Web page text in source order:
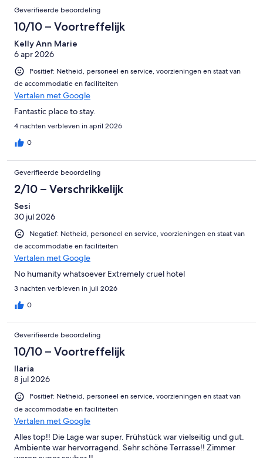
Geverifieerde beoordeling
10/10 – Voortreffelijk
Kelly Ann Marie
6 apr 2026
Positief: Netheid, personeel en service, voorzieningen en staat van
de accommodatie en faciliteiten
Vertalen met Google
Fantastic place to stay.
4 nachten verbleven in april 2026
0
Geverifieerde beoordeling
2/10 – Verschrikkelijk
Sesi
30 jul 2026
Negatief: Netheid, personeel en service, voorzieningen en staat van
de accommodatie en faciliteiten
Vertalen met Google
No humanity whatsoever Extremely cruel hotel
3 nachten verbleven in juli 2026
0
Geverifieerde beoordeling
10/10 – Voortreffelijk
Ilaria
8 jul 2026
Positief: Netheid, personeel en service, voorzieningen en staat van
de accommodatie en faciliteiten
Vertalen met Google
Alles top!! Die Lage war super. Frühstück war vielseitig und gut.
Ambiente war hervorragend. Sehr schöne Terrasse!! Zimmer